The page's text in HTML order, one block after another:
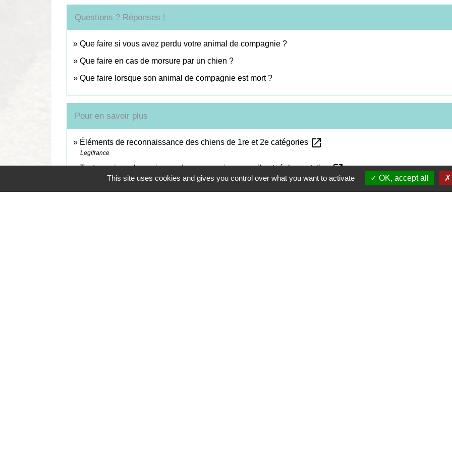
Questions ? Réponses !
Que faire si vous avez perdu votre animal de compagnie ?
Que faire en cas de morsure par un chien ?
Que faire lorsque son animal de compagnie est mort ?
Pour en savoir plus
Éléments de reconnaissance des chiens de 1re et 2e catégories open_in_new
Legifrance
Tout savoir sur les animaux de compagnie : conseils et réglementationopen_in_new
Ministère chargé de l'agriculture
Les chiens de catégorie 1 et 2 dits « chiens dangereux »open_in_new
This site uses cookies and gives you control over what you want to activate OK, accept all